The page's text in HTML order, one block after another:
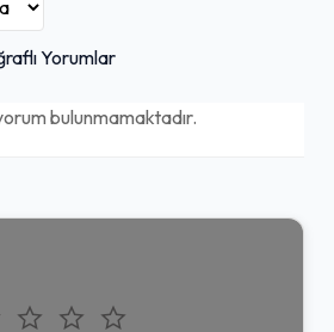
Yorumlar
bulunmamaktadır.